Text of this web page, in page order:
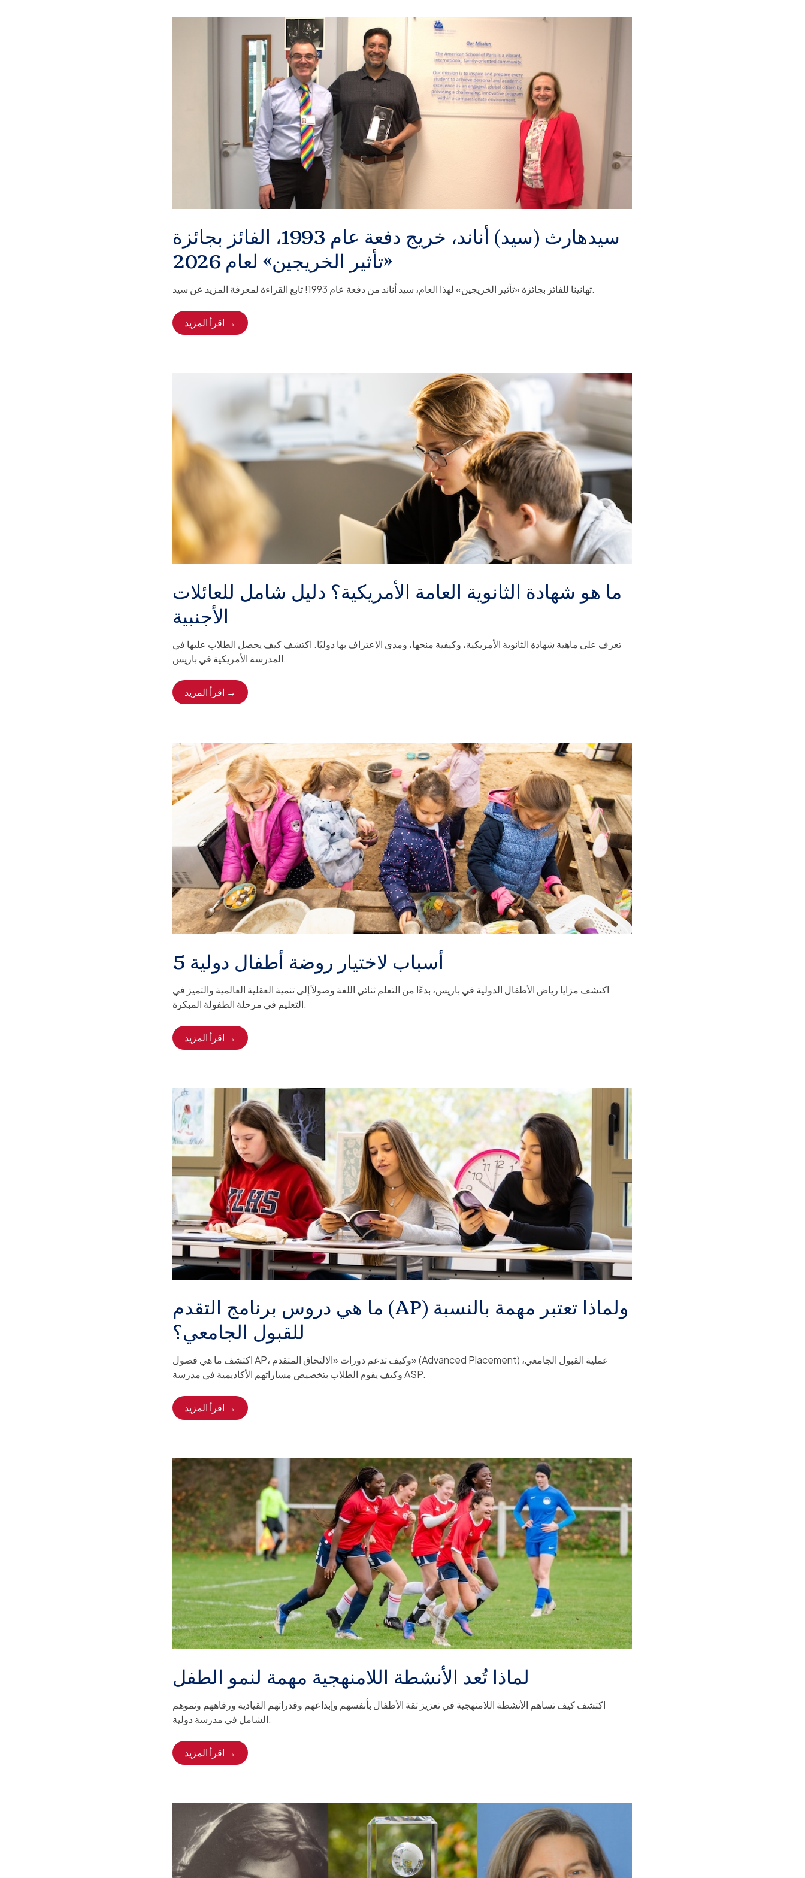
سيدهارث (سيد) أناند، خريج دفعة عام 1993، الفائز بجائزة
«تأثير الخريجين» لعام 2026
تهانينا للفائز بجائزة «تأثير الخريجين» لهذا العام، سيد أناند من دفعة عام 1993! تابع القراءة لمعرفة المزيد عن سيد.
اقرأ المزيد →
ما هو شهادة الثانوية العامة الأمريكية؟ دليل شامل للعائلات
الأجنبية
تعرف على ماهية شهادة الثانوية الأمريكية، وكيفية منحها، ومدى الاعتراف بها دوليًا. اكتشف كيف يحصل الطلاب عليها في
المدرسة الأمريكية في باريس.
اقرأ المزيد →
5 أسباب لاختيار روضة أطفال دولية
اكتشف مزايا رياض الأطفال الدولية في باريس، بدءًا من التعلم ثنائي اللغة وصولاً إلى تنمية العقلية العالمية والتميز في
التعليم في مرحلة الطفولة المبكرة.
اقرأ المزيد →
ما هي دروس برنامج التقدم (AP) ولماذا تعتبر مهمة بالنسبة
للقبول الجامعي؟
اكتشف ما هي فصول AP، وكيف تدعم دورات «الالتحاق المتقدم» (Advanced Placement) عملية القبول الجامعي،
وكيف يقوم الطلاب بتخصيص مساراتهم الأكاديمية في مدرسة ASP.
اقرأ المزيد →
لماذا تُعد الأنشطة اللامنهجية مهمة لنمو الطفل
اكتشف كيف تساهم الأنشطة اللامنهجية في تعزيز ثقة الأطفال بأنفسهم وإبداعهم وقدراتهم القيادية ورفاههم ونموهم
الشامل في مدرسة دولية.
اقرأ المزيد →